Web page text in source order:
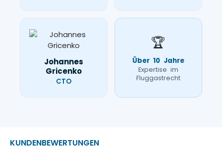
Johannes
Gricenko
CTO
🏆
Über 10 Jahre
Expertise im
Fluggastrecht
KUNDENBEWERTUNGEN